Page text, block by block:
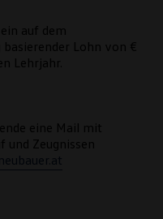
auf dem
Lohn von €
Lehrjahr.
eine Mail mit
und Zeugnissen